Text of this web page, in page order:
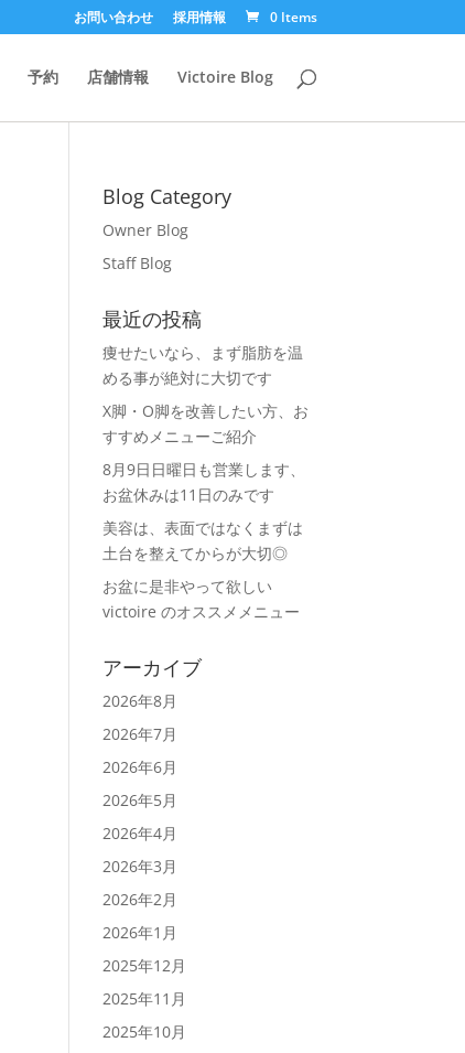
お問い合わせ 採用情報 0 Items
予約 店舗情報 Victoire Blog
Blog Category
Owner Blog
Staff Blog
最近の投稿
痩せたいなら、まず脂肪を温
める事が絶対に大切です
X脚・O脚を改善したい方、お
すすめメニューご紹介
8月9日日曜日も営業します、
お盆休みは11日のみです
美容は、表面ではなくまずは
土台を整えてからが大切◎
お盆に是非やって欲しい
victoire のオススメメニュー
アーカイブ
2026年8月
2026年7月
2026年6月
2026年5月
2026年4月
2026年3月
2026年2月
2026年1月
2025年12月
2025年11月
2025年10月